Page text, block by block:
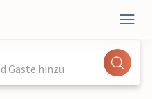
Gäste hinzu